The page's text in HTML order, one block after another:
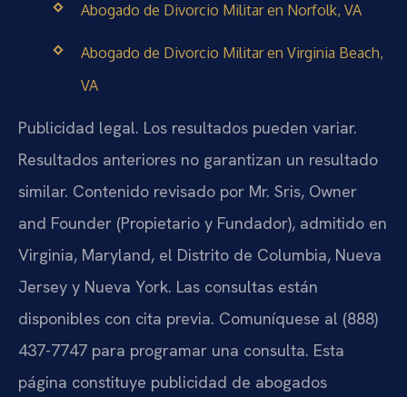
Abogado de Divorcio Militar en Norfolk, VA
Abogado de Divorcio Militar en Virginia Beach,
VA
Publicidad legal. Los resultados pueden variar.
Resultados anteriores no garantizan un resultado
similar. Contenido revisado por Mr. Sris, Owner
and Founder (Propietario y Fundador), admitido en
Virginia, Maryland, el Distrito de Columbia, Nueva
Jersey y Nueva York. Las consultas están
disponibles con cita previa. Comuníquese al (888)
437-7747 para programar una consulta. Esta
página constituye publicidad de abogados